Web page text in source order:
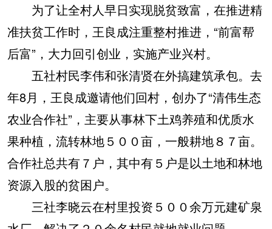
为了让全村人早日实现脱贫致富，在推进精
准扶贫工作时，王良成注重整村推进，“前富帮
后富”，大力回引创业，实施产业兴村。
五社村民李伟和张清贤在外搞建筑承包。去
年8月，王良成邀请他们回村，创办了“清伟生态
农业合作社”，主要从事林下土鸡养殖和优质水
果种植，流转林地５００亩，一般耕地８７亩。
合作社总共有７户，其中有５户是以土地和林地
资源入股的贫困户。
三社李晓云在村里投资５００余万元建矿泉